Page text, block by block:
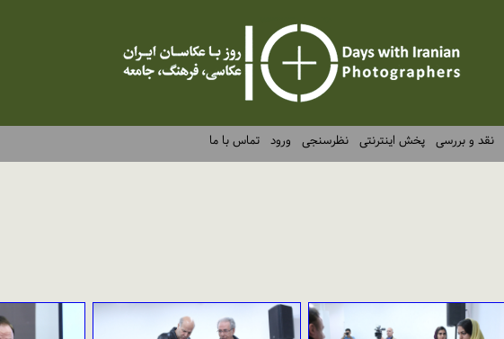
نقد و بررسی پخش اینترنتی نظرسنجی ورود تماس با ما